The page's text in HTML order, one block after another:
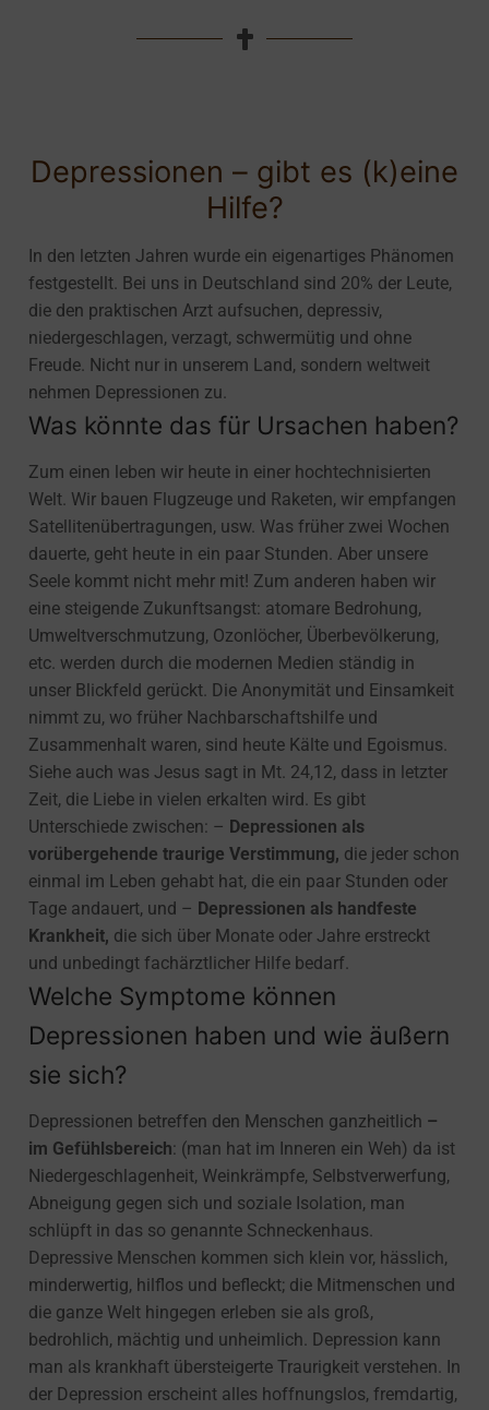
Depressionen – gibt es (k)eine
Hilfe?
In den letzten Jahren wurde ein eigenartiges Phänomen
festgestellt. Bei uns in Deutschland sind 20% der Leute,
die den praktischen Arzt aufsuchen, depressiv,
niedergeschlagen, verzagt, schwermütig und ohne
Freude. Nicht nur in unserem Land, sondern weltweit
nehmen Depressionen zu.
Was könnte das für Ursachen haben?
Zum einen leben wir heute in einer hochtechnisierten
Welt. Wir bauen Flugzeuge und Raketen, wir empfangen
Satellitenübertragungen, usw. Was früher zwei Wochen
dauerte, geht heute in ein paar Stunden. Aber unsere
Seele kommt nicht mehr mit! Zum anderen haben wir
eine steigende Zukunftsangst: atomare Bedrohung,
Umweltverschmutzung, Ozonlöcher, Überbevölkerung,
etc. werden durch die modernen Medien ständig in
unser Blickfeld gerückt. Die Anonymität und Einsamkeit
nimmt zu, wo früher Nachbarschaftshilfe und
Zusammenhalt waren, sind heute Kälte und Egoismus.
Siehe auch was Jesus sagt in Mt. 24,12, dass in letzter
Zeit, die Liebe in vielen erkalten wird. Es gibt
Unterschiede zwischen: – Depressionen als
vorübergehende traurige Verstimmung, die jeder schon
einmal im Leben gehabt hat, die ein paar Stunden oder
Tage andauert, und – Depressionen als handfeste
Krankheit, die sich über Monate oder Jahre erstreckt
und unbedingt fachärztlicher Hilfe bedarf.
Welche Symptome können
Depressionen haben und wie äußern
sie sich?
Depressionen betreffen den Menschen ganzheitlich –
im Gefühlsbereich: (man hat im Inneren ein Weh) da ist
Niedergeschlagenheit, Weinkrämpfe, Selbstverwerfung,
Abneigung gegen sich und soziale Isolation, man
schlüpft in das so genannte Schneckenhaus.
Depressive Menschen kommen sich klein vor, hässlich,
minderwertig, hilflos und befleckt; die Mitmenschen und
die ganze Welt hingegen erleben sie als groß,
bedrohlich, mächtig und unheimlich. Depression kann
man als krankhaft übersteigerte Traurigkeit verstehen. In
der Depression erscheint alles hoffnungslos, fremdartig,